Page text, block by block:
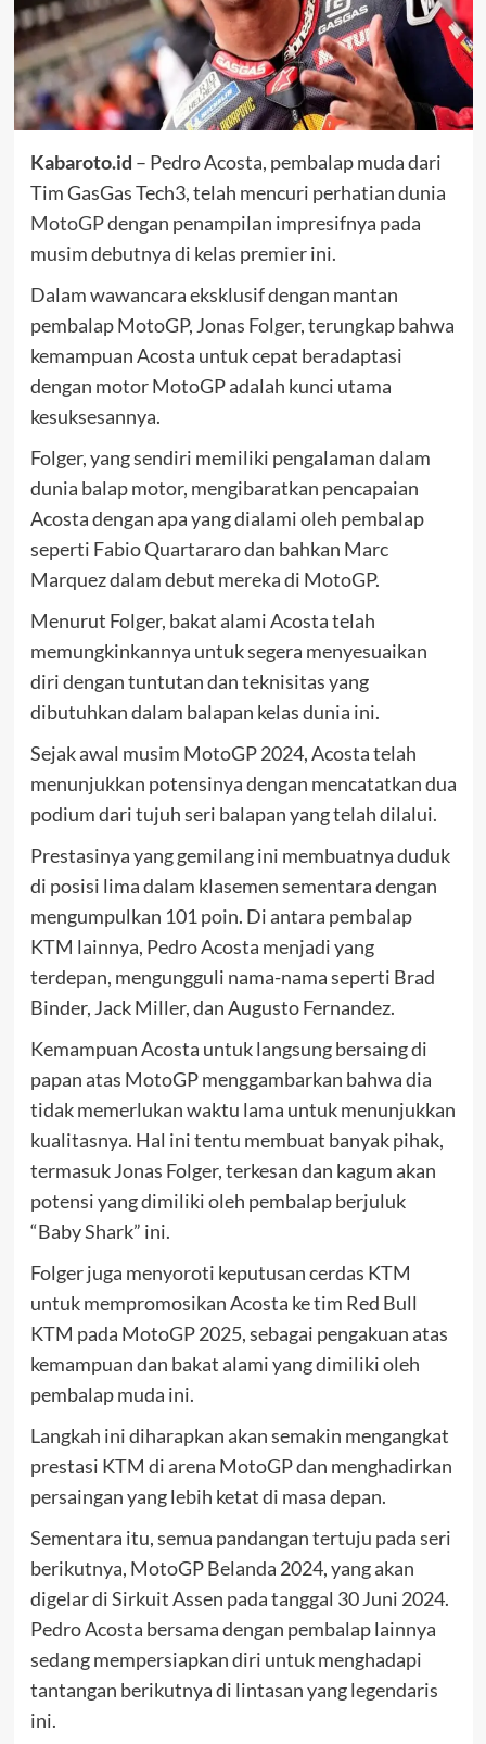
Kabaroto.id – Pedro Acosta, pembalap muda dari
Tim GasGas Tech3, telah mencuri perhatian dunia
MotoGPdengan penampilan impresifnya pada
musim debutnya di kelas premier ini.
Dalam wawancara eksklusif dengan mantan
pembalap MotoGP, Jonas Folger, terungkap bahwa
kemampuan Acosta untuk cepat beradaptasi
dengan motor MotoGP adalah kunci utama
kesuksesannya.
Folger, yang sendiri memiliki pengalaman dalam
dunia balap motor, mengibaratkan pencapaian
Acosta dengan apa yang dialami oleh pembalap
seperti Fabio Quartararo dan bahkan Marc
Marquez dalam debut mereka di MotoGP.
Menurut Folger, bakat alami Acosta telah
memungkinkannya untuk segera menyesuaikan
diri dengan tuntutan dan teknisitas yang
dibutuhkan dalam balapan kelas dunia ini.
Sejak awal musim MotoGP 2024, Acosta telah
menunjukkan potensinya dengan mencatatkan dua
podium dari tujuh seri balapan yang telah dilalui.
Prestasinya yang gemilang ini membuatnya duduk
di posisi lima dalam klasemen sementara dengan
mengumpulkan 101 poin. Di antara pembalap
KTM lainnya, Pedro Acosta menjadi yang
terdepan, mengungguli nama-nama seperti Brad
Binder, Jack Miller, dan Augusto Fernandez.
Kemampuan Acosta untuk langsung bersaing di
papan atas MotoGP menggambarkan bahwa dia
tidak memerlukan waktu lama untuk menunjukkan
kualitasnya. Hal ini tentu membuat banyak pihak,
termasuk Jonas Folger, terkesan dan kagum akan
potensi yang dimiliki oleh pembalap berjuluk
“Baby Shark” ini.
Folger juga menyoroti keputusan cerdas KTM
untuk mempromosikan Acosta ke tim Red Bull
KTM pada MotoGP 2025, sebagai pengakuan atas
kemampuan dan bakat alami yang dimiliki oleh
pembalap muda ini.
Langkah ini diharapkan akan semakin mengangkat
prestasi KTM di arena MotoGP dan menghadirkan
persaingan yang lebih ketat di masa depan.
Sementara itu, semua pandangan tertuju pada seri
berikutnya, MotoGP Belanda 2024, yang akan
digelar di Sirkuit Assen pada tanggal 30 Juni 2024.
Pedro Acosta bersama dengan pembalap lainnya
sedang mempersiapkan diri untuk menghadapi
tantangan berikutnya di lintasan yang legendaris
ini.